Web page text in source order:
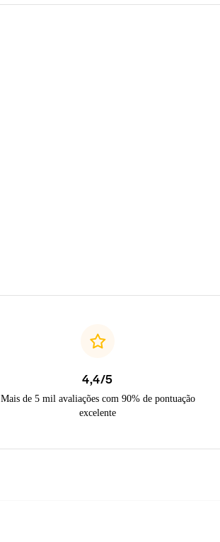
4,4/5
Mais de 5 mil avaliações com 90% de pontuação
excelente